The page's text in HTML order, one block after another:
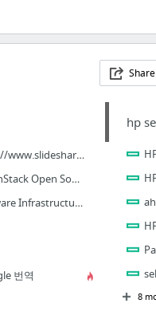
Share
http://www.slideshare.net/ienvyou/
OpenStack Open Source Cloud Computing Software
VMware Infrastructure 카페
번역
hp
8